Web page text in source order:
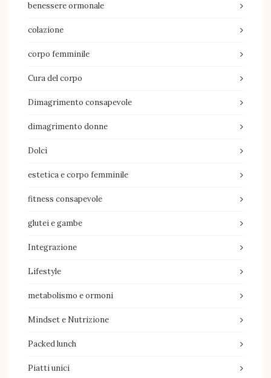
benessere ormonale
colazione
corpo femminile
Cura del corpo
Dimagrimento consapevole
dimagrimento donne
Dolci
estetica e corpo femminile
fitness consapevole
glutei e gambe
Integrazione
Lifestyle
metabolismo e ormoni
Mindset e Nutrizione
Packed lunch
Piatti unici